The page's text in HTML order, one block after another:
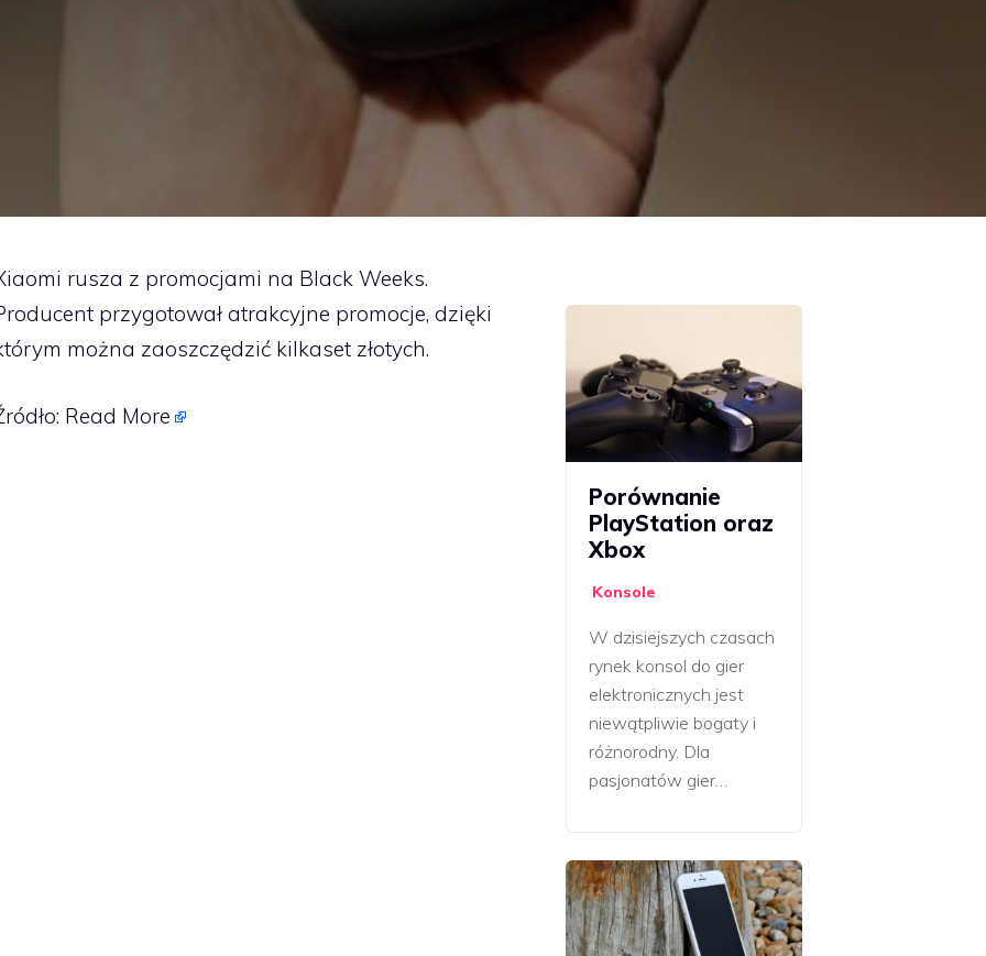
rusza z promocjami na Black Weeks.
przygotował atrakcyjne promocje, dzięki
można zaoszczędzić kilkaset złotych.
Read More
Porównanie
PlayStation oraz
Xbox
Konsole
W dzisiejszych czasach
rynek konsol do gier
elektronicznych jest
niewątpliwie bogaty i
różnorodny. Dla
pasjonatów gier…